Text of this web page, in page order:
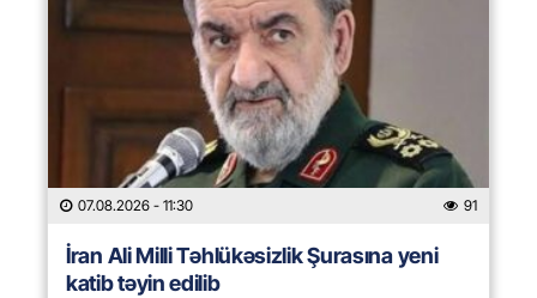
07.08.2026 - 11:30 91
İran Ali Milli Təhlükəsizlik Şurasına yeni
katib təyin edilib